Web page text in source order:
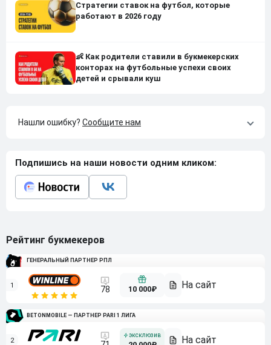
Стратегии ставок на футбол, которые
работают в 2026 году
👶 Как родители ставили в букмекерских
конторах на футбольные успехи своих
детей и срывали куш
Нашли ошибку? Сообщите нам
Подпишись на наши новости одним кликом:
Рейтинг букмекеров
ГЕНЕРАЛЬНЫЙ ПАРТНЕР РПЛ
1 78 10 000₽
BETONMOBILE — ПАРТНЕР PARI 1 ЛИГА
2